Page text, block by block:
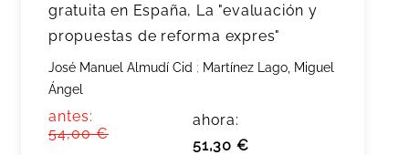
gratuita en España, La "evaluación y
propuestas de reforma expres"
José Manuel Almudí Cid ; Martínez Lago, Miguel
Ángel
antes:
54,00 €
ahora:
51,30 €